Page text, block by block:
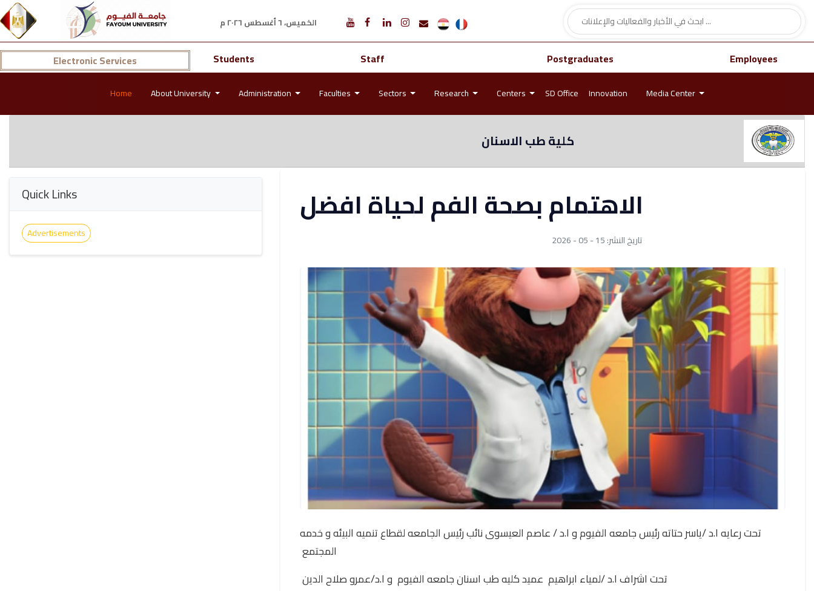
الخميس، ٦ أغسطس ٢٠٢٦ م
Electronic Services Students Staff Postgraduates Employees
Home About University Administration Faculties Sectors Research Centers SD Office Innovation Media Center
كلية طب الاسنان
الاهتمام بصحة الفم لحياة افضل
تاريخ النشر: 15 - 05 - 2026
تحت رعايه ا.د /ياسر حتاته رئيس جامعه الفيوم و ا.د / عاصم العيسوى نائب رئيس الجامعه لقطاع تنميه البيئه و خدمه
المجتمع
تحت اشراف ا.د /لمياء ابراهيم عميد كليه طب اسنان جامعه الفيوم و ا.د/عمرو صلاح الدين
Quick Links
Advertisements